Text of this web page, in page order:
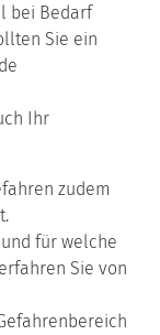
bei Bedarf
Sie ein
Ihr
zudem
für welche
Sie von